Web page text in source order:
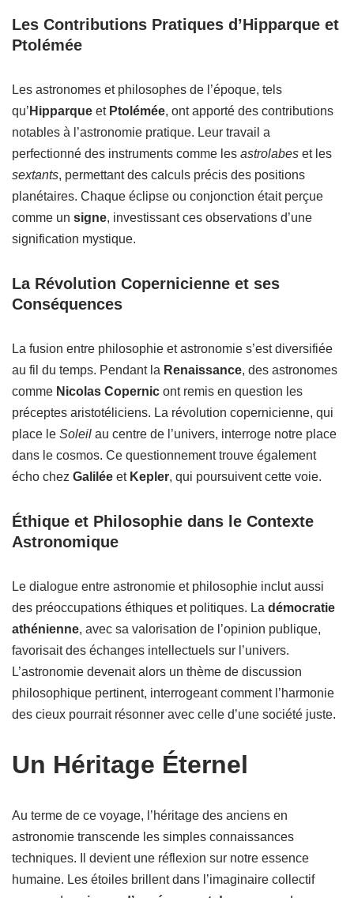
Les Contributions Pratiques d’Hipparque et
Ptolémée
Les astronomes et philosophes de l’époque, tels
qu’ Hipparque et Ptolémée, ont apporté des contributions
notables à l’astronomie pratique. Leur travail a
perfectionné des instruments comme les astrolabes et les
sextants, permettant des calculs précis des positions
planétaires. Chaque éclipse ou conjonction était perçue
comme un signe, investissant ces observations d’une
signification mystique.
La Révolution Copernicienne et ses
Conséquences
La fusion entre philosophie et astronomie s’est diversifiée
au fil du temps. Pendant la Renaissance, des astronomes
comme Nicolas Copernic ont remis en question les
préceptes aristotéliciens. La révolution copernicienne, qui
place le Soleil au centre de l’univers, interroge notre place
dans le cosmos. Ce questionnement trouve également
écho chez Galilée et Kepler, qui poursuivent cette voie.
Éthique et Philosophie dans le Contexte
Astronomique
Le dialogue entre astronomie et philosophie inclut aussi
des préoccupations éthiques et politiques. La démocratie
athénienne, avec sa valorisation de l’opinion publique,
favorisait des échanges intellectuels sur l’univers.
L’astronomie devenait alors un thème de discussion
philosophique pertinent, interrogeant comment l’harmonie
des cieux pourrait résonner avec celle d’une société juste.
Un Héritage Éternel
Au terme de ce voyage, l’héritage des anciens en
astronomie transcende les simples connaissances
techniques. Il devient une réflexion sur notre essence
humaine. Les étoiles brillent dans l’imaginaire collectif